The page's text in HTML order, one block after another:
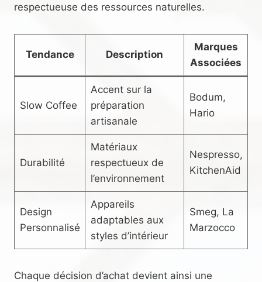
respectueuse des ressources naturelles.
Tendance Description
Marques
Associées
Slow Coffee
Accent sur la
préparation
artisanale
Bodum,
Hario
Durabilité
Matériaux
respectueux de
l’environnement
Nespresso,
KitchenAid
Design
Personnalisé
Appareils
adaptables aux
styles d’intérieur
Smeg, La
Marzocco
Chaque décision d’achat devient ainsi une